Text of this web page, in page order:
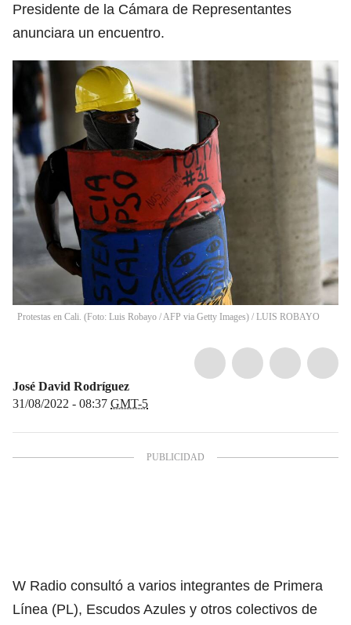
Presidente de la Cámara de Representantes
anunciara un encuentro.
Protestas en Cali. (Foto: Luis Robayo / AFP via Getty Images) / LUIS ROBAYO
José David Rodríguez
31/08/2022 - 08:37 GMT-5
W Radio consultó a varios integrantes de Primera
Línea (PL), Escudos Azules y otros colectivos de